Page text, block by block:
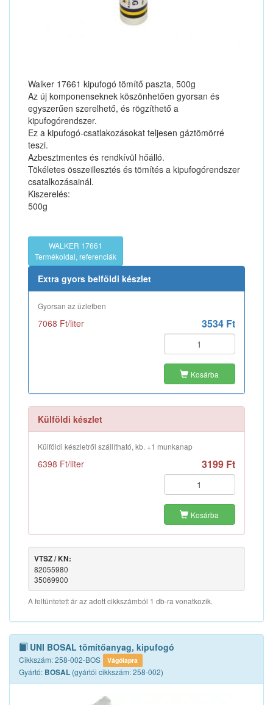
Walker 17661 kipufogó tömítő paszta, 500g
Az új komponenseknek köszönhetően gyorsan és
egyszerűen szerelhető, és rögzíthető a
kipufogórendszer.
Ez a kipufogó-csatlakozásokat teljesen gáztömörré
teszi.
Azbesztmentes és rendkívül hőálló.
Tökéletes összeillesztés és tömítés a kipufogórendszer
csatalkozásainál.
Kiszerelés:
500g
WALKER 17661
Termékoldal, referenciák
Extra gyors belföldi készlet
Gyorsan az üzletben
7068 Ft/liter 3534 Ft
Kosárba
Külföldi készlet
Külföldi készletről szállítható, kb. +1 munkanap
6398 Ft/liter 3199 Ft
Kosárba
VTSZ / KN:
82055980
35069900
A feltüntetett ár az adott cikkszámból 1 db-ra vonatkozik.
UNI BOSAL tömítőanyag, kipufogó
Cikkszám: 258-002-BOS Vágólapra
Gyártó: BOSAL (gyártói cikkszám: 258-002)